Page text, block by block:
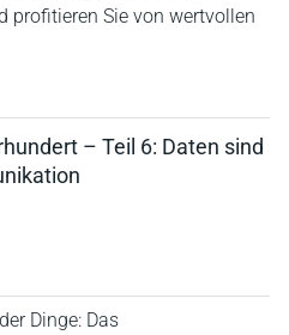
profitieren Sie von wertvollen
– Teil 6: Daten sind
Dinge: Das